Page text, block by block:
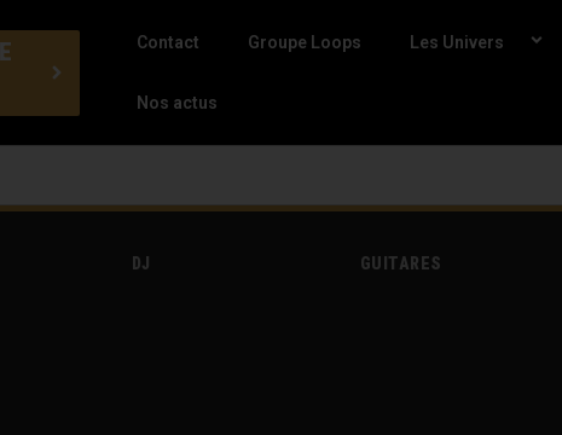
Contact Groupe Loops Les Univers
Nos actus
DJ GUITARES